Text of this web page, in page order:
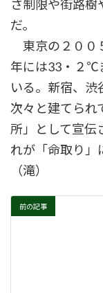
さ制限や街路
だ。
東京の２００
年には33・２℃
いる。新宿、渋
次々と建てられ
所」として宣伝
れが「命取り
（滝）
前の記事